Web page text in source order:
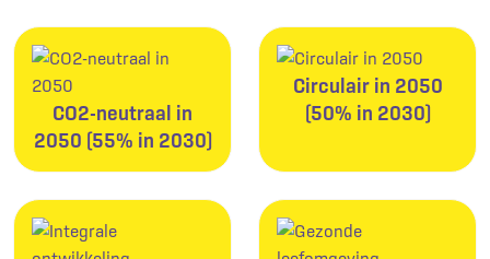
CO2-neutraal in
2050 (55% in 2030)
Circulair in 2050
(50% in 2030)